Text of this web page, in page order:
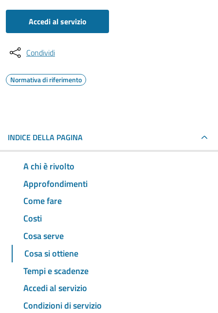
Accedi al servizio
Condividi
Normativa di riferimento
INDICE DELLA PAGINA
A chi è rivolto
Approfondimenti
Come fare
Costi
Cosa serve
Cosa si ottiene
Tempi e scadenze
Accedi al servizio
Condizioni di servizio